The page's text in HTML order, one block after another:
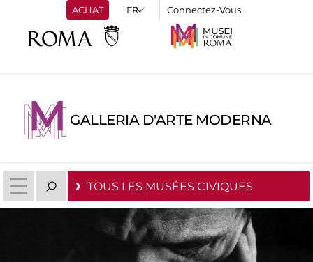
ACHAT Connectez-Vous
GALLERIA D'ARTE MODERNA
TOUS LES MUSÉES CIVIQUES